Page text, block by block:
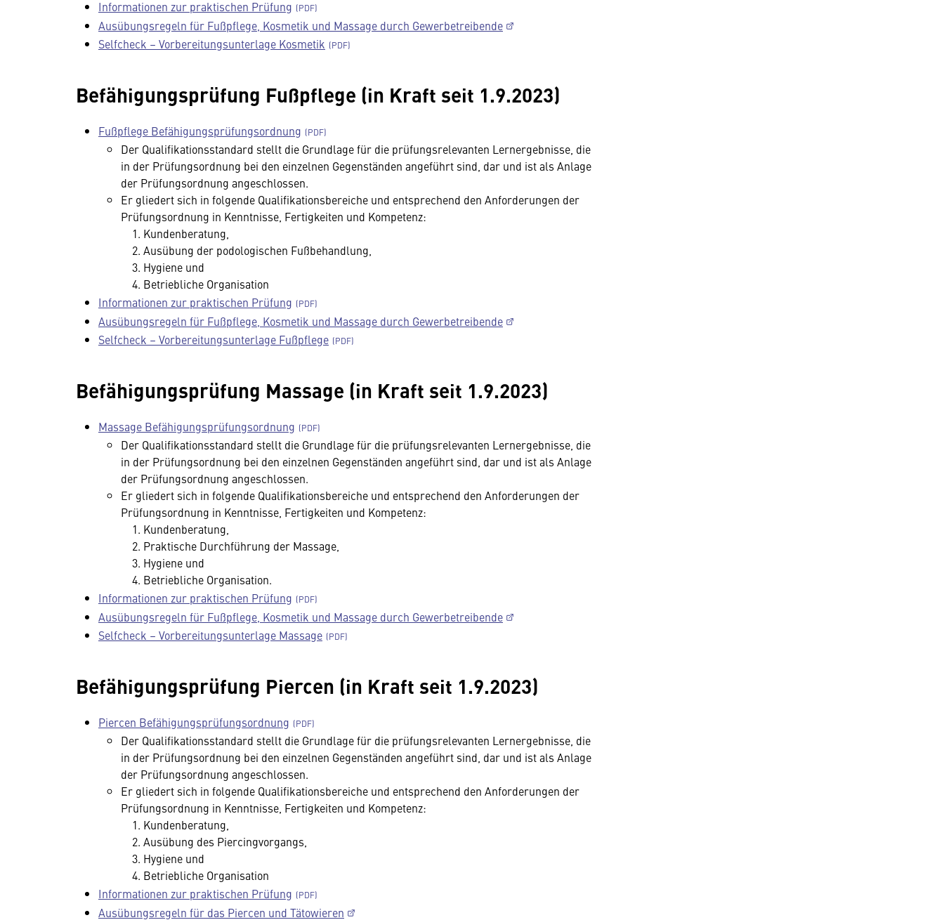
Informationen zur praktischen Prüfung
Ausübungsregeln für Fußpflege, Kosmetik und Massage durch Gewerbetreibende
Selfcheck – Vorbereitungsunterlage Kosmetik
Befähigungsprüfung Fußpflege (in Kraft seit 1.9.2023)
Fußpflege Befähigungsprüfungsordnung
Der Qualifikationsstandard stellt die Grundlage für die prüfungsrelevanten Lernergebnisse, die
in der Prüfungsordnung bei den einzelnen Gegenständen angeführt sind, dar und ist als Anlage
der Prüfungsordnung angeschlossen.
Er gliedert sich in folgende Qualifikationsbereiche und entsprechend den Anforderungen der
Prüfungsordnung in Kenntnisse, Fertigkeiten und Kompetenz:
Kundenberatung,
Ausübung der podologischen Fußbehandlung,
Hygiene und
Betriebliche Organisation
Informationen zur praktischen Prüfung
Ausübungsregeln für Fußpflege, Kosmetik und Massage durch Gewerbetreibende
Selfcheck – Vorbereitungsunterlage Fußpflege
Befähigungsprüfung Massage (in Kraft seit 1.9.2023)
Massage Befähigungsprüfungsordnung
Der Qualifikationsstandard stellt die Grundlage für die prüfungsrelevanten Lernergebnisse, die
in der Prüfungsordnung bei den einzelnen Gegenständen angeführt sind, dar und ist als Anlage
der Prüfungsordnung angeschlossen.
Er gliedert sich in folgende Qualifikationsbereiche und entsprechend den Anforderungen der
Prüfungsordnung in Kenntnisse, Fertigkeiten und Kompetenz:
Kundenberatung,
Praktische Durchführung der Massage,
Hygiene und
Betriebliche Organisation.
Informationen zur praktischen Prüfung
Ausübungsregeln für Fußpflege, Kosmetik und Massage durch Gewerbetreibende
Selfcheck – Vorbereitungsunterlage Massage
Befähigungsprüfung Piercen (in Kraft seit 1.9.2023)
Piercen Befähigungsprüfungsordnung
Der Qualifikationsstandard stellt die Grundlage für die prüfungsrelevanten Lernergebnisse, die
in der Prüfungsordnung bei den einzelnen Gegenständen angeführt sind, dar und ist als Anlage
der Prüfungsordnung angeschlossen.
Er gliedert sich in folgende Qualifikationsbereiche und entsprechend den Anforderungen der
Prüfungsordnung in Kenntnisse, Fertigkeiten und Kompetenz:
Kundenberatung,
Ausübung des Piercingvorgangs,
Hygiene und
Betriebliche Organisation
Informationen zur praktischen Prüfung
Ausübungsregeln für das Piercen und Tätowieren